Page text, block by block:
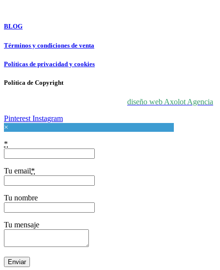
BLOG
Términos y condiciones de venta
Políticas de privacidad y cookies
Política de Copyright
diseño web Axolot Agencia
Pinterest Instagram
×
*
Tu email*
Tu nombre
Tu mensaje